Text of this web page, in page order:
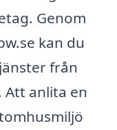
Genom
kan du
från
Att anlita en